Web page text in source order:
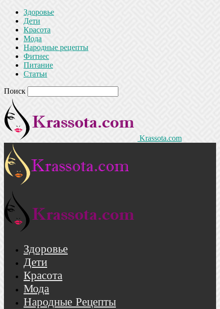
Здоровье
Дети
Красота
Мода
Народные рецепты
Фитнес
Питание
Статьи
Поиск
Krassota.com
Здоровье
Дети
Красота
Мода
Народные Рецепты